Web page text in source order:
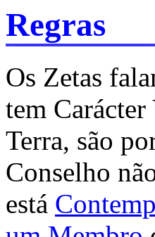
Regras
Os Zetas
tem
Terra, são
Conselho
está